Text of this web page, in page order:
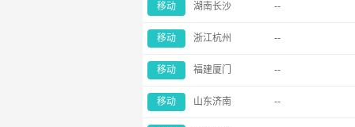
移动 湖南长沙 --
移动 浙江杭州 --
移动 福建厦门 --
移动 山东济南 --